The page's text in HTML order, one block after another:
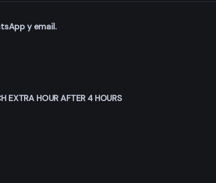
y email.
EXTRA HOUR AFTER 4 HOURS